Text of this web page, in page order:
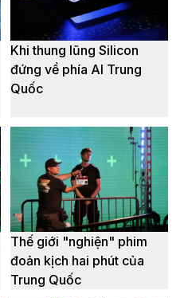
Khi thung lũng Silicon
đứng về phía AI Trung
Quốc
Thế giới "nghiện" phim
đoản kịch hai phút của
Trung Quốc